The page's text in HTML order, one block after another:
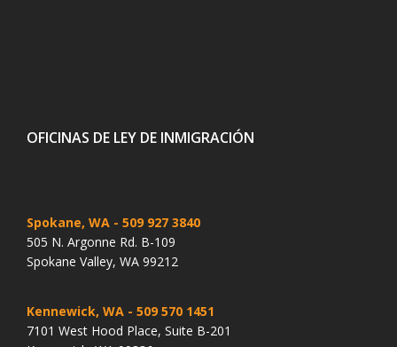
OFICINAS DE LEY DE INMIGRACIÓN
Spokane, WA - 509 927 3840
505 N. Argonne Rd. B-109
Spokane Valley, WA 99212
Kennewick, WA - 509 570 1451
7101 West Hood Place, Suite B-201